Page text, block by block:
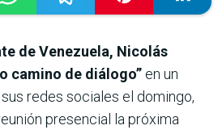
de Venezuela, Nicolás
camino de diálogo” en un
redes sociales el domingo,
presencial la próxima